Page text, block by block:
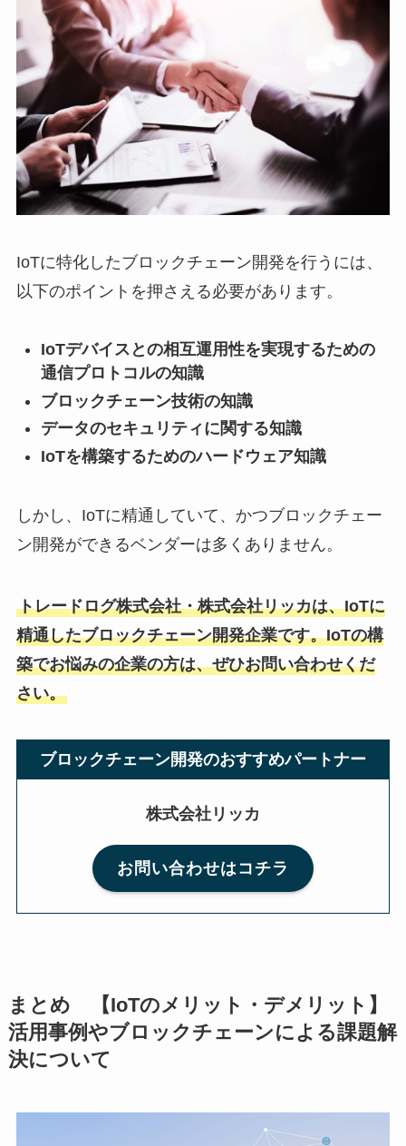
IoTに特化したブロックチェーン開発を行うには、
以下のポイントを押さえる必要があります。
IoTデバイスとの相互運用性を実現するための
通信プロトコルの知識
ブロックチェーン技術の知識
データのセキュリティに関する知識
IoTを構築するためのハードウェア知識
しかし、IoTに精通していて、かつブロックチェー
ン開発ができるベンダーは多くありません。
トレードログ株式会社・株式会社リッカは、IoTに
精通したブロックチェーン開発企業です。IoTの構
築でお悩みの企業の方は、ぜひお問い合わせくだ
さい。
ブロックチェーン開発のおすすめパートナー
株式会社リッカ
お問い合わせはコチラ
まとめ 【IoTのメリット・デメリット】
活用事例やブロックチェーンによる課題解
決について